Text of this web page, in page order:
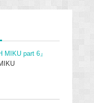
MIKU part 6』